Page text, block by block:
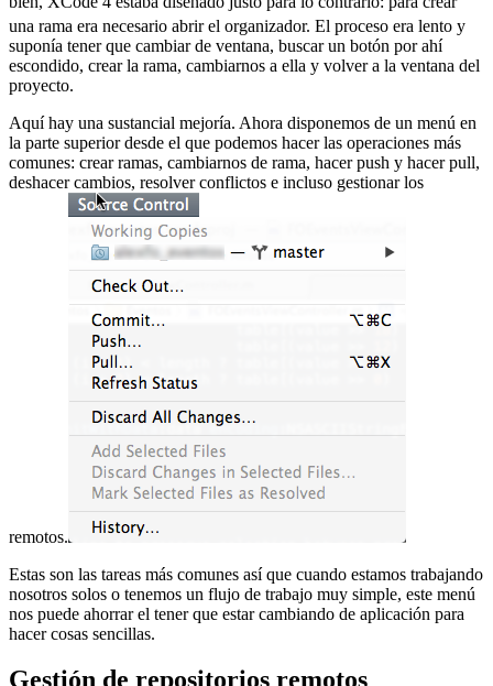
una rama era necesario abrir el organizador. El proceso era lento y
suponía tener que cambiar de ventana, buscar un botón por ahí
escondido, crear la rama, cambiarnos a ella y volver a la ventana del
proyecto.
Aquí hay una sustancial mejoría. Ahora disponemos de un menú en
la parte superior desde el que podemos hacer las operaciones más
comunes: crear ramas, cambiarnos de rama, hacer push y hacer pull,
deshacer cambios, resolver conflictos e incluso gestionar los
remotos.
Estas son las tareas más comunes así que cuando estamos trabajando
nosotros solos o tenemos un flujo de trabajo muy simple, este menú
nos puede ahorrar el tener que estar cambiando de aplicación para
hacer cosas sencillas.
Gestión de repositorios remotos